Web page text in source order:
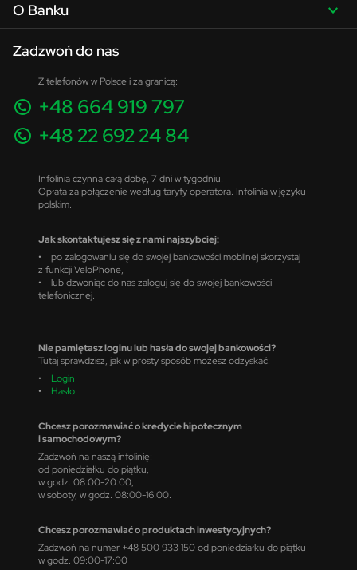
O Banku
Zadzwoń do nas
Z telefonów w Polsce i za granicą:
+48 664 919 797
+48 22 692 24 84
Infolinia czynna całą dobę, 7 dni w tygodniu.
Opłata za połączenie według taryfy operatora. Infolinia w języku
polskim.
Jak skontaktujesz się z nami najszybciej:
• po zalogowaniu się do swojej bankowości mobilnej skorzystaj
z funkcji VeloPhone,
• lub dzwoniąc do nas zaloguj się do swojej bankowości
telefonicznej.
Nie pamiętasz loginu lub hasła do swojej bankowości?
Tutaj sprawdzisz, jak w prosty sposób możesz odzyskać:
• Login
• Hasło
Chcesz porozmawiać o kredycie hipotecznym
i samochodowym?
Zadzwoń na naszą infolinię:
od poniedziałku do piątku,
w godz. 08:00-20:00,
w soboty, w godz. 08:00-16:00.
Chcesz porozmawiać o produktach inwestycyjnych?
Zadzwoń na numer +48 500 933 150 od poniedziałku do piątku
w godz. 09:00-17:00